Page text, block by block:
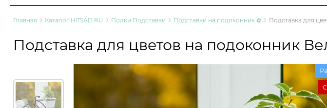
Главная Каталог HiTSAD.RU Полки Подставки Подставки на подоконник ✿ Подставка для
Подставка для цветов на подоконник